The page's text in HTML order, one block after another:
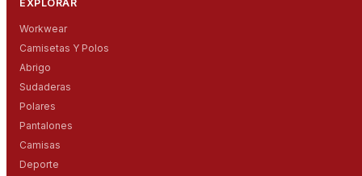
EXPLORAR
Workwear
Camisetas Y Polos
Abrigo
Sudaderas
Polares
Pantalones
Camisas
Deporte